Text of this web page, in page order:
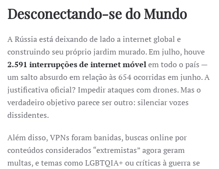
Desconectando-se do Mundo
A Rússia está deixando de lado a internet global e
construindo seu próprio jardim murado. Em julho, houve
2.591 interrupções de internet móvelem todo o país —
um salto absurdo em relação às 654 ocorridas em junho. A
justificativa oficial? Impedir ataques com drones. Mas o
verdadeiro objetivo parece ser outro: silenciar vozes
dissidentes.
Além disso, VPNs foram banidas, buscas online por
conteúdos considerados “extremistas” agora geram
multas, e temas como LGBTQIA+ ou críticas à guerra se